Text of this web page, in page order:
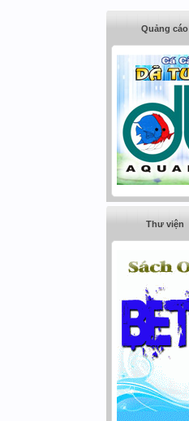
Quảng cáo
Thư viện